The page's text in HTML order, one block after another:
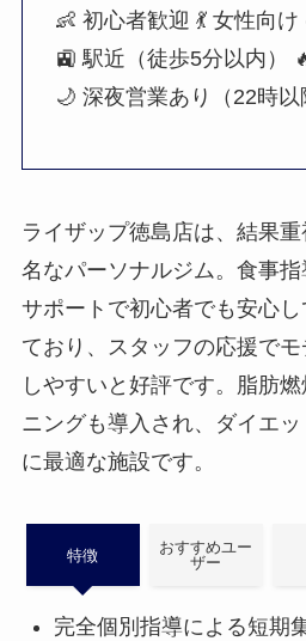
👶 初心者歓迎 💃 女性向け
🚉 駅近（徒歩5分以内）
🌙 深夜営業あり（22時以
ライザップ徳島店は、結果
名なパーソナルジム。食事
サポートで初心者でも安心
ており、スタッフの応援で
しやすいと好評です。脂肪
ニングも導入され、ダイエ
に最適な施設です。
特徴
おすすめユー
ザー
完全個別指導による短期